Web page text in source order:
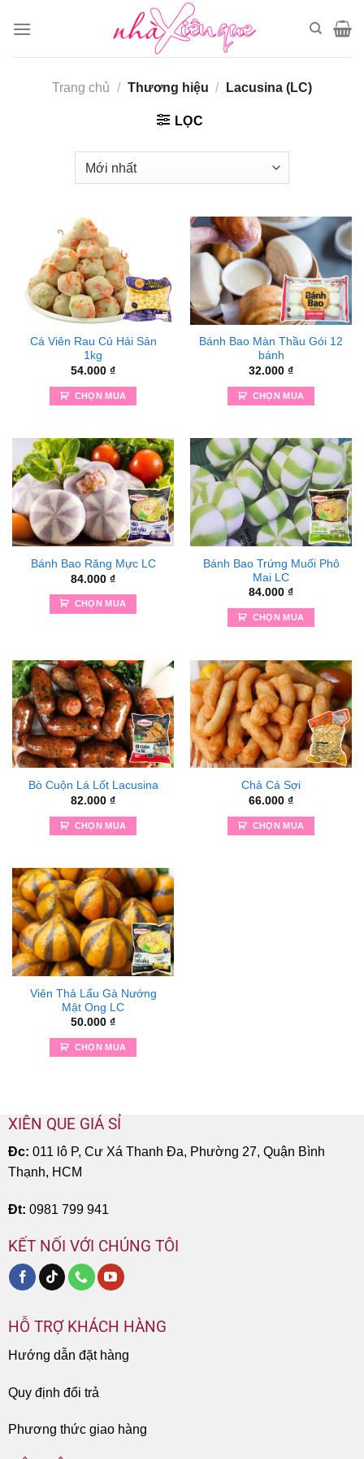
đến
Trang chủ / Thương hiệu / Lacusina (LC)
LỌC
Cá Viên Rau Củ Hải Sản
1kg
54.000 ₫
CHỌN MUA
Bánh Bao Màn Thầu Gói 12
bánh
32.000 ₫
CHỌN MUA
Bánh Bao Răng Mực LC
84.000 ₫
CHỌN MUA
Bánh Bao Trứng Muối Phô
Mai LC
84.000 ₫
CHỌN MUA
Bò Cuộn Lá Lốt Lacusina
82.000 ₫
CHỌN MUA
Chả Cá Sợi
66.000 ₫
CHỌN MUA
Viên Thả Lẩu Gà Nướng
Mật Ong LC
50.000 ₫
CHỌN MUA
XIÊN QUE GIÁ SỈ
Đc: 011 lô P, Cư Xá Thanh Đa, Phường 27, Quận Bình
Thạnh, HCM
Đt: 0981 799 941
KẾT NỐI VỚI CHÚNG TÔI
HỖ TRỢ KHÁCH HÀNG
Hướng dẫn đặt hàng
Quy định đổi trả
Phương thức giao hàng